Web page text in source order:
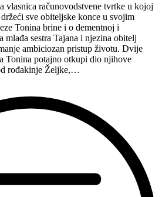
vlasnica računovodstvene tvrtke u kojoj
sve obiteljske konce u svojim
Tonina brine i o dementnoj i
sestra Tajana i njezina obitelj
ambiciozan pristup životu. Dvije
Tonina potajno otkupi dio njihove
rođakinje Željke,…